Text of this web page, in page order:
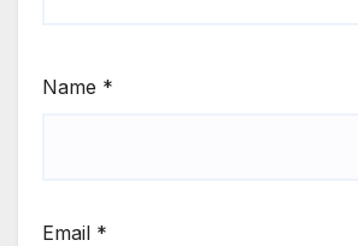
Name *
Email *